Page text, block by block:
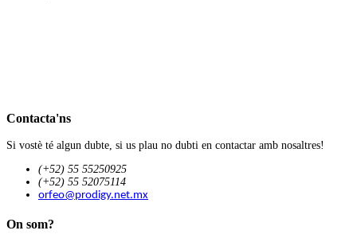
Contacta'ns
Si vostè té algun dubte, si us plau no dubti en contactar amb nosaltres!
(+52) 55 55250925
(+52) 55 52075114
orfeo@prodigy.net.mx
On som?